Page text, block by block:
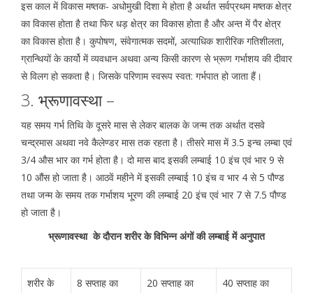
इस काल में विकास मष्तक- अधोमुखी दिशा मे होता है अर्थात सर्वप्रथम मष्तक क्षेत्र
का विकास होता है तथा फिर धड़ क्षेत्र का विकास होता है और अन्त में पैर क्षेत्र
का विकास होता है। कुपोषण, संवेगात्मक सदमों, अत्याधिक शारीरिक गतिशीलता,
ग्रान्थियों के कार्यो में व्यवधान अथवा अन्य किसी कारण से भ्रूण गर्भाशय की दीवार
से विलग हो सकता है। जिसके परिणाम स्वरूप स्वत: गर्भपात हो जाता हैं।
3. भ्रूणावस्था –
यह समय गर्भ तिथि के दूसरे मास से लेकर बालक के जन्म तक अर्थात दसवे
चन्द्रमास अथवा नवे कैलेण्डर मास तक रहता है। तीसरे मास में 3.5 इन्च लम्बा एवं
3/4 औस भार का गर्भ होता है। दो मास बाद इसकी लम्बाई 10 इंच एवं भार 9 से
10 औंस हो जाता है। आठवें महीने में इसकी लम्बाई 10 इंच व भार 4 से 5 पौण्ड
तथा जन्म के समय तक गर्भाशय भू्रण की लम्बाई 20 इंच एवं भार 7 से 7.5 पौण्ड
हो जाता है।
भ्रूणावस्था के दौरान शरीर के विभिन्न अंगों की लम्बाई में अनुपात
शरीर के
8 सप्ताह का
20 सप्ताह का
40 सप्ताह का